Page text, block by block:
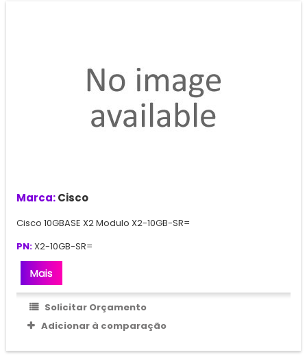
Marca:Cisco
Cisco 10GBASE X2 Modulo X2-10GB-SR=
PN:X2-10GB-SR=
Mais
Solicitar Orçamento
Adicionar à comparação